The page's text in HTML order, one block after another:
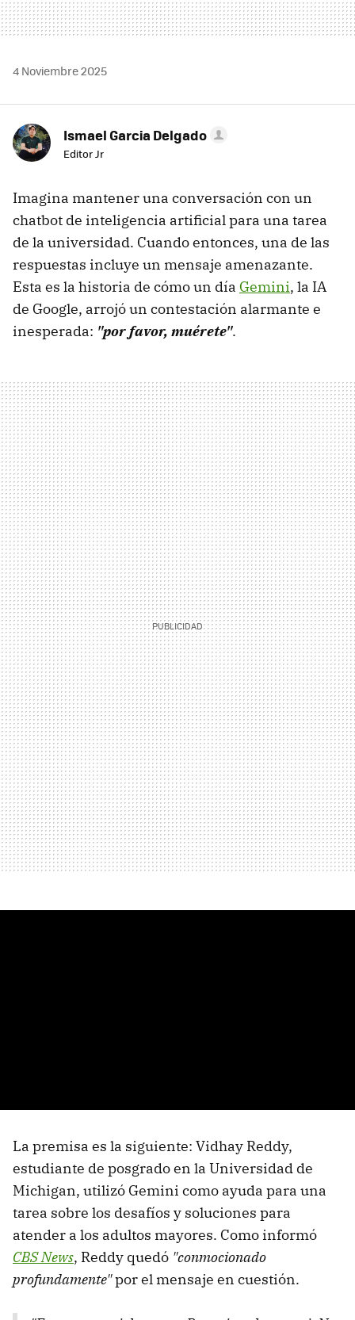
4 Noviembre 2025
Ismael Garcia Delgado
Editor Jr
Imagina mantener una conversación con un
chatbot de inteligencia artificial para una tarea
de la universidad. Cuando entonces, una de las
respuestas incluye un mensaje amenazante.
Esta es la historia de cómo un día Gemini, la IA
de Google, arrojó un contestación alarmante e
inesperada: "por favor, muérete".
La premisa es la siguiente: Vidhay Reddy,
estudiante de posgrado en la Universidad de
Michigan, utilizó Gemini como ayuda para una
tarea sobre los desafíos y soluciones para
atender a los adultos mayores. Como informó
CBS News, Reddy quedó "conmocionado
profundamente"por el mensaje en cuestión.